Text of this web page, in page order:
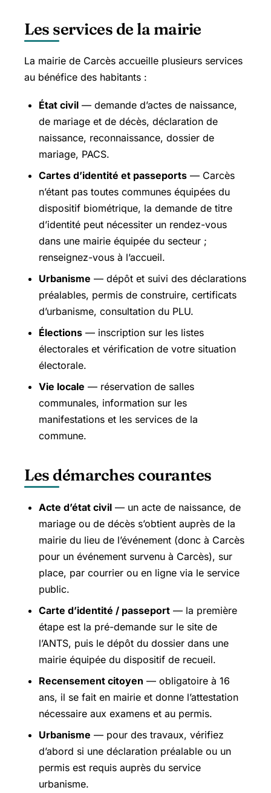
Les services de la mairie
La mairie de Carcès accueille plusieurs services
au bénéfice des habitants :
État civil — demande d’actes de naissance,
de mariage et de décès, déclaration de
naissance, reconnaissance, dossier de
mariage, PACS.
Cartes d’identité et passeports — Carcès
n’étant pas toutes communes équipées du
dispositif biométrique, la demande de titre
d’identité peut nécessiter un rendez-vous
dans une mairie équipée du secteur ;
renseignez-vous à l’accueil.
Urbanisme — dépôt et suivi des déclarations
préalables, permis de construire, certificats
d’urbanisme, consultation du PLU.
Élections — inscription sur les listes
électorales et vérification de votre situation
électorale.
Vie locale — réservation de salles
communales, information sur les
manifestations et les services de la
commune.
Les démarches courantes
Acte d’état civil — un acte de naissance, de
mariage ou de décès s’obtient auprès de la
mairie du lieu de l’événement (donc à Carcès
pour un événement survenu à Carcès), sur
place, par courrier ou en ligne via le service
public.
Carte d’identité / passeport — la première
étape est la pré-demande sur le site de
l’ANTS, puis le dépôt du dossier dans une
mairie équipée du dispositif de recueil.
Recensement citoyen — obligatoire à 16
ans, il se fait en mairie et donne l’attestation
nécessaire aux examens et au permis.
Urbanisme — pour des travaux, vérifiez
d’abord si une déclaration préalable ou un
permis est requis auprès du service
urbanisme.